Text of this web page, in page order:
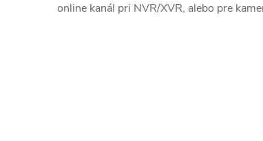
online kanál pri NVR/XVR, alebo pre